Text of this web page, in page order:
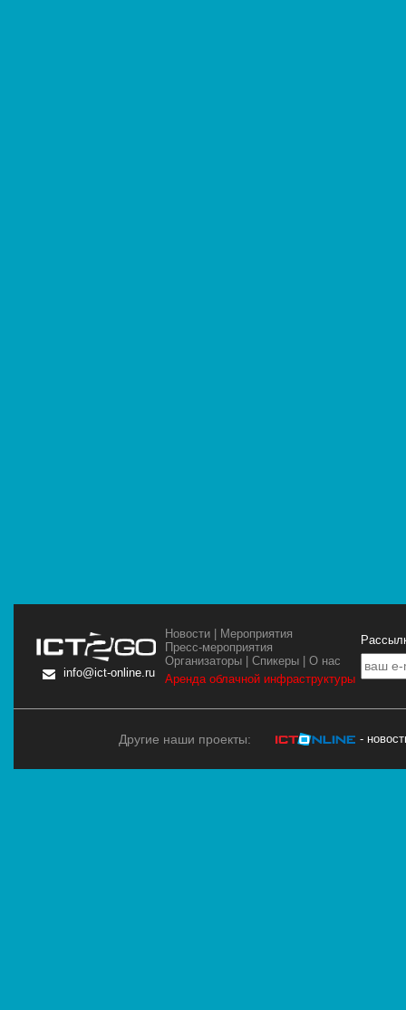
info@ict-online.ru
Новости | Мероприятия
Пресс-мероприятия
Организаторы |Спикеры |О нас
Аренда облачной инфраструктуры
Другие наши проекты: -